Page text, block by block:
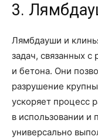
3.
Лямбдауши и
задач, связанных
и бетона. Они
разрушение
ускоряет процесс
в использовании и
универсально